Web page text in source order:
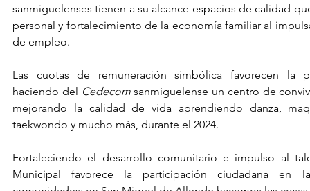
sanmiguelenses tienen a su alcance espacios de calidad
personal y fortalecimiento de la economía familiar al
de empleo.
Las cuotas de remuneración simbólica favorecen la
haciendo del
Cedecom sanmiguelense un centro de
mejorando la calidad de vida aprendiendo danza,
taekwondo y mucho más, durante el 2024.
Fortaleciendo el desarrollo comunitario e impulso al
Municipal favorece la participación ciudadana en